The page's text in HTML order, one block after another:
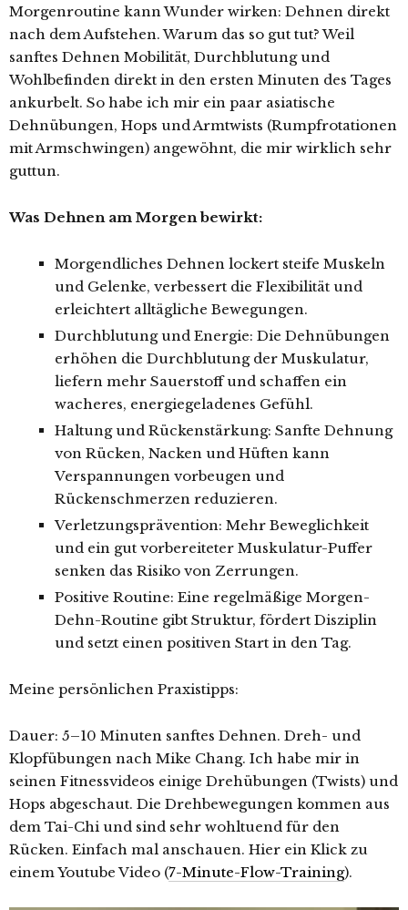
Morgenroutine kann Wunder wirken: Dehnen direkt
nach dem Aufstehen. Warum das so gut tut? Weil
sanftes Dehnen Mobilität, Durchblutung und
Wohlbefinden direkt in den ersten Minuten des Tages
ankurbelt. So habe ich mir ein paar asiatische
Dehnübungen, Hops und Armtwists (Rumpfrotationen
mit Armschwingen) angewöhnt, die mir wirklich sehr
guttun.
Was Dehnen am Morgen bewirkt:
Morgendliches Dehnen lockert steife Muskeln
und Gelenke, verbessert die Flexibilität und
erleichtert alltägliche Bewegungen.
Durchblutung und Energie: Die Dehnübungen
erhöhen die Durchblutung der Muskulatur,
liefern mehr Sauerstoff und schaffen ein
wacheres, energiegeladenes Gefühl.
Haltung und Rückenstärkung: Sanfte Dehnung
von Rücken, Nacken und Hüften kann
Verspannungen vorbeugen und
Rückenschmerzen reduzieren.
Verletzungsprävention: Mehr Beweglichkeit
und ein gut vorbereiteter Muskulatur-Puffer
senken das Risiko von Zerrungen.
Positive Routine: Eine regelmäßige Morgen-
Dehn-Routine gibt Struktur, fördert Disziplin
und setzt einen positiven Start in den Tag.
Meine persönlichen Praxistipps:
Dauer: 5–10 Minuten sanftes Dehnen. Dreh- und
Klopfübungen nach Mike Chang. Ich habe mir in
seinen Fitnessvideos einige Drehübungen (Twists) und
Hops abgeschaut. Die Drehbewegungen kommen aus
dem Tai-Chi und sind sehr wohltuend für den
Rücken. Einfach mal anschauen. Hier ein Klick zu
einem Youtube Video (7-Minute-Flow-Training).